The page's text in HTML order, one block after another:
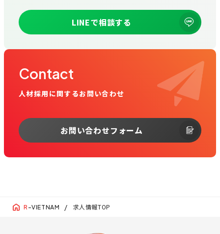
LINEで相談する
Contact
人材採用に関するお問い合わせ
お問い合わせフォーム
R -VIETNAM 求人情報TOP